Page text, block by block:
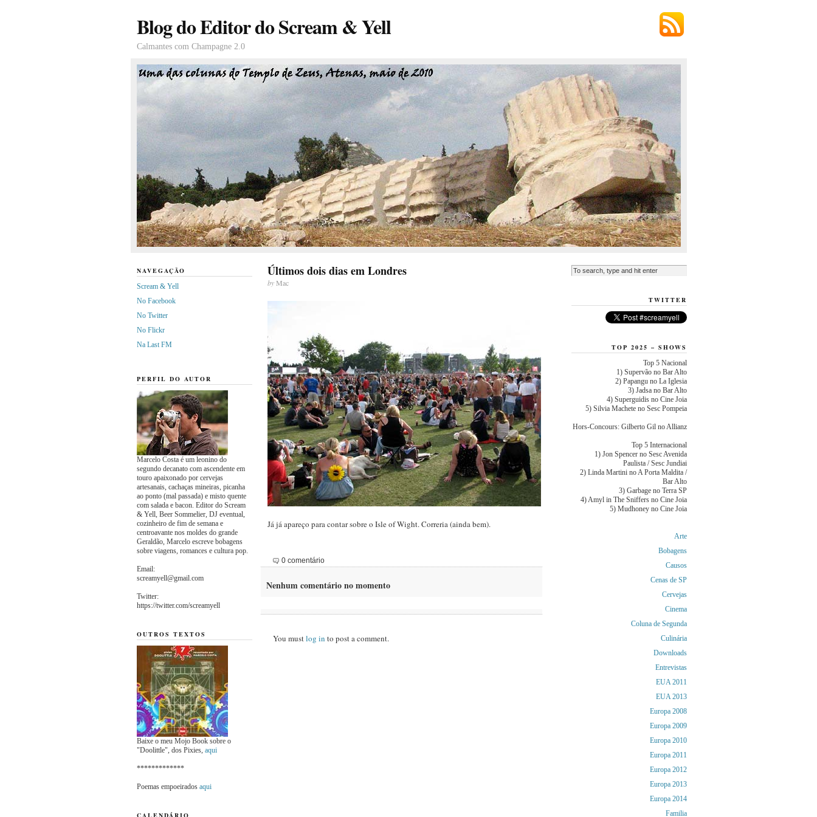
Blog do Editor do Scream & Yell
Calmantes com Champagne 2.0
Últimos dois dias em Londres
byMac
Já já apareço para contar sobre o Isle of Wight. Correria (ainda bem).
0 comentário
Nenhum comentário no momento
You mustlog in to post a comment.
NAVEGAÇÃO
Scream & Yell
No Facebook
No Twitter
No Flickr
Na Last FM
PERFIL DO AUTOR
Marcelo Costa é um leonino do
segundo decanato com ascendente em
touro apaixonado por cervejas
artesanais, cachaças mineiras, picanha
ao ponto (mal passada) e misto quente
com salada e bacon. Editor do Scream
& Yell, Beer Sommelier, DJ eventual,
cozinheiro de fim de semana e
centroavante nos moldes do grande
Geraldão, Marcelo escreve bobagens
sobre viagens, romances e cultura pop.
Email:
screamyell@gmail.com
Twitter:
https://twitter.com/screamyell
OUTROS TEXTOS
Baixe o meu Mojo Book sobre o
"Doolittle", dos Pixies, aqui
*************
Poemas empoeirados aqui
CALENDÁRIO
TWITTER
TOP 2025 – SHOWS
Top 5 Nacional
1) Supervão no Bar Alto
2) Papangu no La Iglesia
3) Jadsa no Bar Alto
4) Superguidis no Cine Joia
5) Silvia Machete no Sesc Pompeia
Hors-Concours: Gilberto Gil no Allianz
Top 5 Internacional
1) Jon Spencer no Sesc Avenida
Paulista / Sesc Jundiai
2) Linda Martini no A Porta Maldita /
Bar Alto
3) Garbage no Terra SP
4) Amyl in The Sniffers no Cine Joia
5) Mudhoney no Cine Joia
Arte
Bobagens
Causos
Cenas de SP
Cervejas
Cinema
Coluna de Segunda
Culinária
Downloads
Entrevistas
EUA 2011
EUA 2013
Europa 2008
Europa 2009
Europa 2010
Europa 2011
Europa 2012
Europa 2013
Europa 2014
Familia